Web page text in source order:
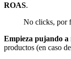
ROAS.
No clicks, por
Empieza pujando a
productos (en caso